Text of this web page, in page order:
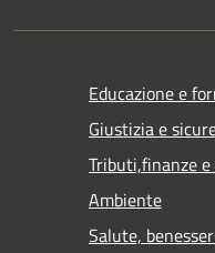
Educazione e
Giustizia e
Tributi,finanze
Ambiente
Salute,